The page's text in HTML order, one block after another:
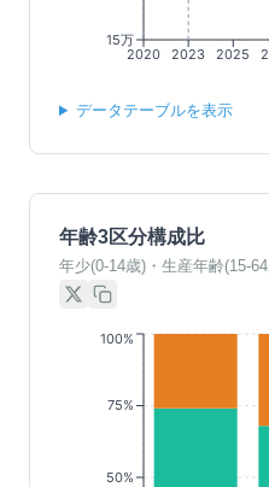
2020 2023 2025
15万
データテーブルを表示
年齢3区分構成比
年少(0-14歳)・生産年齢(15-
50%
75%
100%